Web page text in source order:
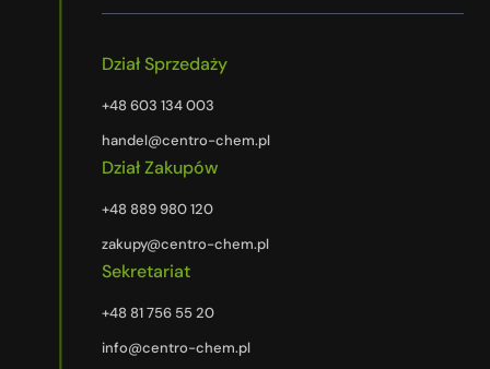
Dział Sprzedaży
+48 603 134 003
handel@centro-chem.pl
Dział Zakupów
+48 889 980 120
zakupy@centro-chem.pl
Sekretariat
+48 81 756 55 20
info@centro-chem.pl